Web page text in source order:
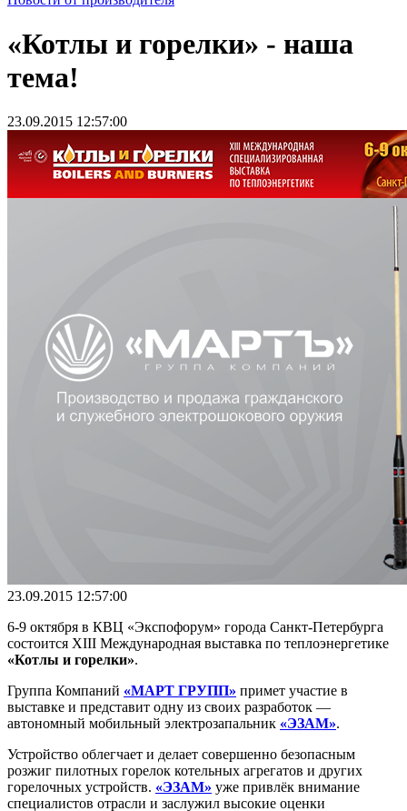
«Котлы и горелки» - наша
тема!
23.09.2015 12:57:00
23.09.2015 12:57:00
6-9 октября в КВЦ «Экспофорум» города Санкт-Петербурга
состоится XIII Международная выставка по теплоэнергетике
«Котлы и горелки».
Группа Компаний «МАРТ ГРУПП» примет участие в
выставке и представит одну из своих разработок —
автономный мобильный электрозапальник «ЭЗАМ».
Устройство облегчает и делает совершенно безопасным
розжиг пилотных горелок котельных агрегатов и других
горелочных устройств. «ЭЗАМ» уже привлёк внимание
специалистов отрасли и заслужил высокие оценки